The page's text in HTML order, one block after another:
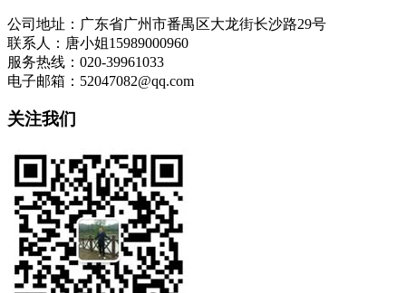
公司地址：广东省广州市番禺区大龙街长沙路29号
联系人：唐小姐15989000960
服务热线：020-39961033
电子邮箱：52047082@qq.com
关注我们